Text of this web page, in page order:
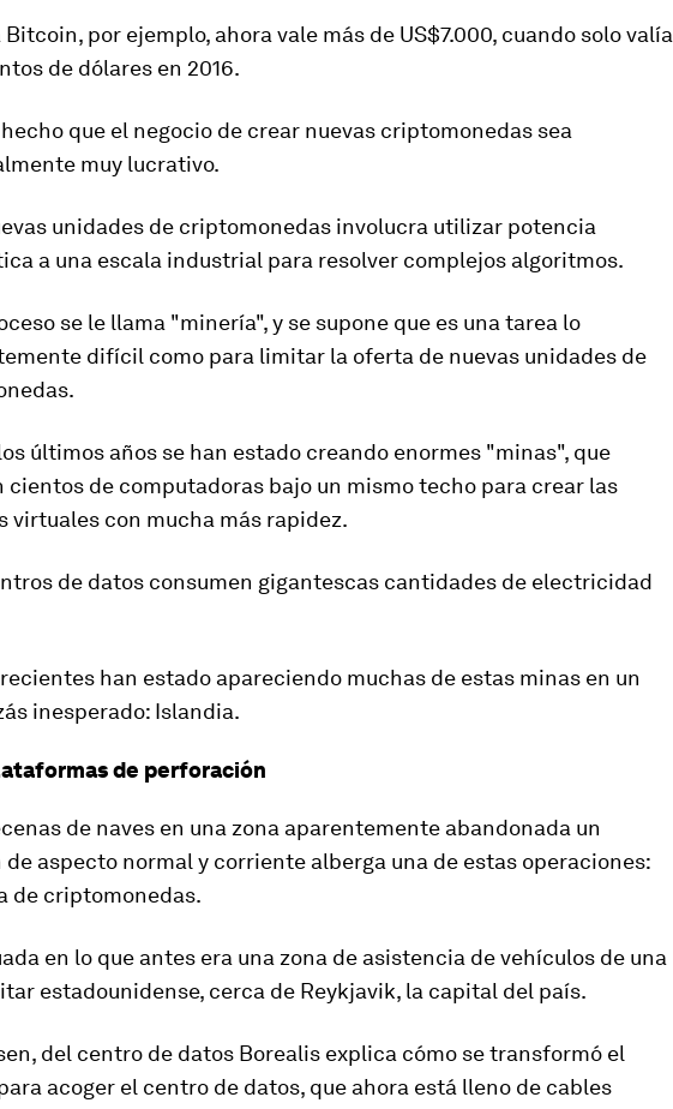
Bitcoin, por ejemplo, ahora vale más de US$7.000, cuando solo valía
de dólares en 2016.
hecho que el negocio de crear nuevas criptomonedas sea
muy lucrativo.
unidades de criptomonedas involucra utilizar potencia
a una escala industrial para resolver complejos algoritmos.
se le llama "minería", y se supone que es una tarea lo
difícil como para limitar la oferta de nuevas unidades de
últimos años se han estado creando enormes "minas", que
cientos de computadoras bajo un mismo techo para crear las
virtuales con mucha más rapidez.
de datos consumen gigantescas cantidades de electricidad
han estado apareciendo muchas de estas minas en un
inesperado: Islandia.
de perforación
de naves en una zona aparentemente abandonada un
de aspecto normal y corriente alberga una de estas operaciones:
de criptomonedas.
en lo que antes era una zona de asistencia de vehículos de una
estadounidense, cerca de Reykjavik, la capital del país.
del centro de datos Borealis explica cómo se transformó el
acoger el centro de datos, que ahora está lleno de cables